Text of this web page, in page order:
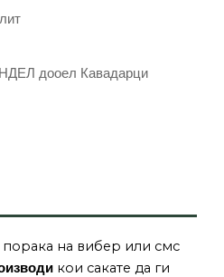
дооел Кавадарци
порака на вибер или смс
кои сакате да ги